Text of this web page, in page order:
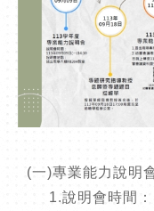
(一)專業能力說明
1.說明會時間：